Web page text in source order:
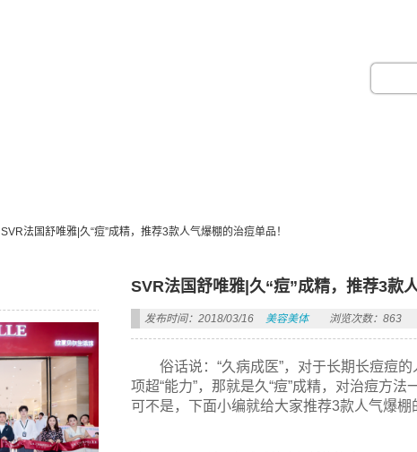
SVR法国舒唯雅|久“痘”成精，推荐3款人气爆棚的治痘单品！
SVR法国舒唯雅|久“痘”成精，推荐3款
发布时间：2018/03/16 美容美体 浏览次数：863
俗话说：“久病成医”，对于长期长痘痘
项超“能力”，那就是久“痘”成精，对治痘方
可不是，下面小编就给大家推荐3款人气爆棚